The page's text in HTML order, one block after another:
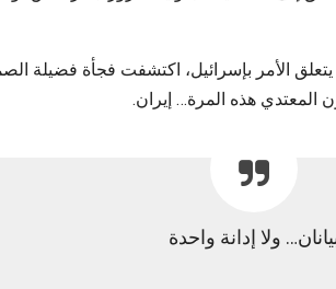
يتعلق الأمر بإسرائيل، اكتشفت فجأة فضيلة
المعتدي هذه المرة… إيران.
ولا إدانة واحدة